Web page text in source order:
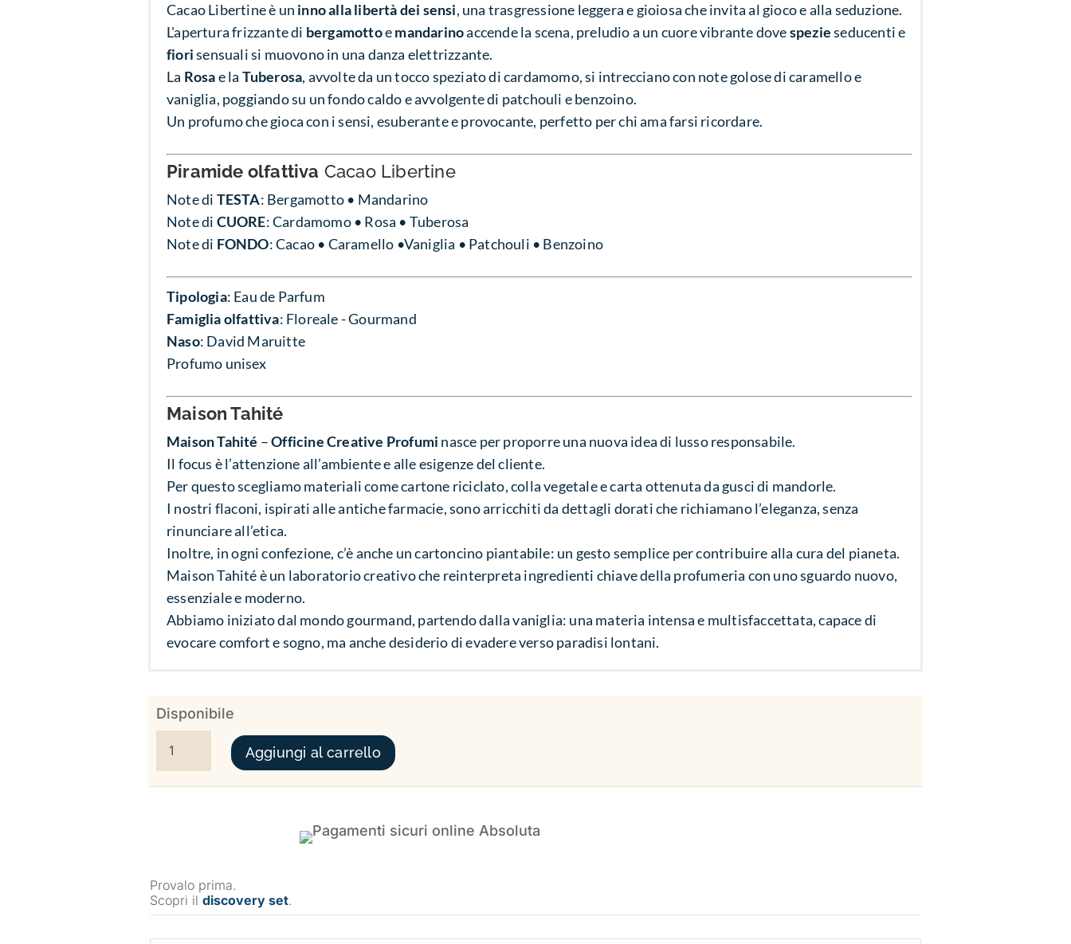
Cacao Libertine è un inno alla libertà dei sensi, una trasgressione leggera e gioiosa che invita al gioco e alla seduzione.
L'apertura frizzante di bergamottoemandarinoaccende la scena, preludio a un cuore vibrante dovespezieseducenti e
fiorisensuali si muovono in una danza elettrizzante.
La Rosae la Tuberosa, avvolte da un tocco speziato di cardamomo, si intrecciano con note golose di caramello e
vaniglia, poggiando su un fondo caldo e avvolgente di patchouli e benzoino.
Un profumo che gioca con i sensi, esuberante e provocante, perfetto per chi ama farsi ricordare.
Piramide olfattiva Cacao Libertine
Note di TESTA: Bergamotto • Mandarino
Note di CUORE: Cardamomo • Rosa • Tuberosa
Note di FONDO: Cacao • Caramello •Vaniglia • Patchouli • Benzoino
Tipologia: Eau de Parfum
Famiglia olfattiva: Floreale - Gourmand
Naso: David Maruitte
Profumo unisex
Maison Tahité
Maison Tahité –Officine Creative Profumi nasce per proporre una nuova idea di lusso responsabile.
Il focus è l’attenzione all’ambiente e alle esigenze del cliente.
Per questo scegliamo materiali come cartone riciclato, colla vegetale e carta ottenuta da gusci di mandorle.
I nostri flaconi, ispirati alle antiche farmacie, sono arricchiti da dettagli dorati che richiamano l’eleganza, senza
rinunciare all’etica.
Inoltre, in ogni confezione, c’è anche un cartoncino piantabile: un gesto semplice per contribuire alla cura del pianeta.
Maison Tahité è un laboratorio creativo che reinterpreta ingredienti chiave della profumeria con uno sguardo nuovo,
essenziale e moderno.
Abbiamo iniziato dal mondo gourmand, partendo dalla vaniglia: una materia intensa e multisfaccettata, capace di
evocare comfort e sogno, ma anche desiderio di evadere verso paradisi lontani.
Disponibile
CACAO LIBERTINE QUANTITÀ
Aggiungi al carrello
Provalo prima.
Scopri ildiscovery set.